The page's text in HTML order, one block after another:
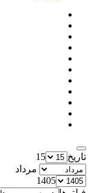
تاریخ
15
مرداد
1405